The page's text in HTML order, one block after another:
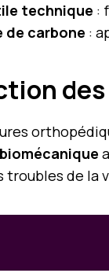
technique :
de carbone :
troubles de